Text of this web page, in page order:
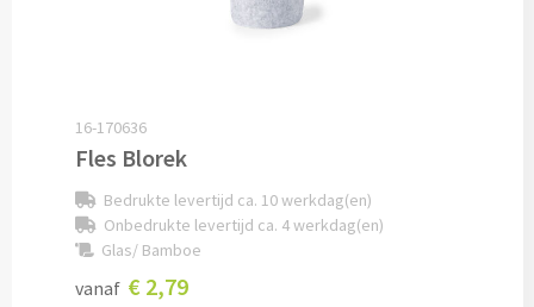
Bureau onderleggers bedrukken
Bureaulampen bedrukken
Linialen bedrukken
16-170636
Fles Blorek
Bedrukte levertijd ca. 10 werkdag(en)
Onbedrukte levertijd ca. 4 werkdag(en)
Glas/ Bamboe
vanaf € 2,79